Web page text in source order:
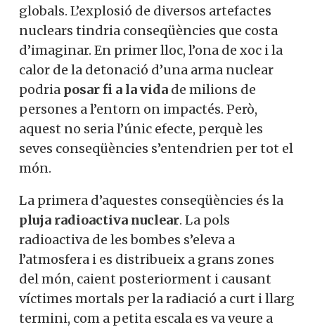
globals. L’explosió de diversos artefactes
nuclears tindria conseqüències que costa
d’imaginar. En primer lloc, l’ona de xoc i la
calor de la detonació d’una arma nuclear
podria posar fi a la vida de milions de
persones a l’entorn on impactés. Però,
aquest no seria l’únic efecte, perquè les
seves conseqüències s’entendrien per tot el
món.
La primera d’aquestes conseqüències és la
pluja radioactiva nuclear. La pols
radioactiva de les bombes s’eleva a
l’atmosfera i es distribueix a grans zones
del món, caient posteriorment i causant
víctimes mortals per la radiació a curt i llarg
termini, com a petita escala es va veure a